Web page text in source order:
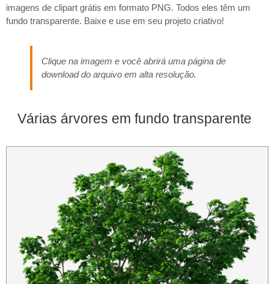
imagens de clipart grátis em formato PNG. Todos eles têm um
fundo transparente. Baixe e use em seu projeto criativo!
Clique na imagem e você abrirá uma página de
download do arquivo em alta resolução.
Várias árvores em fundo transparente